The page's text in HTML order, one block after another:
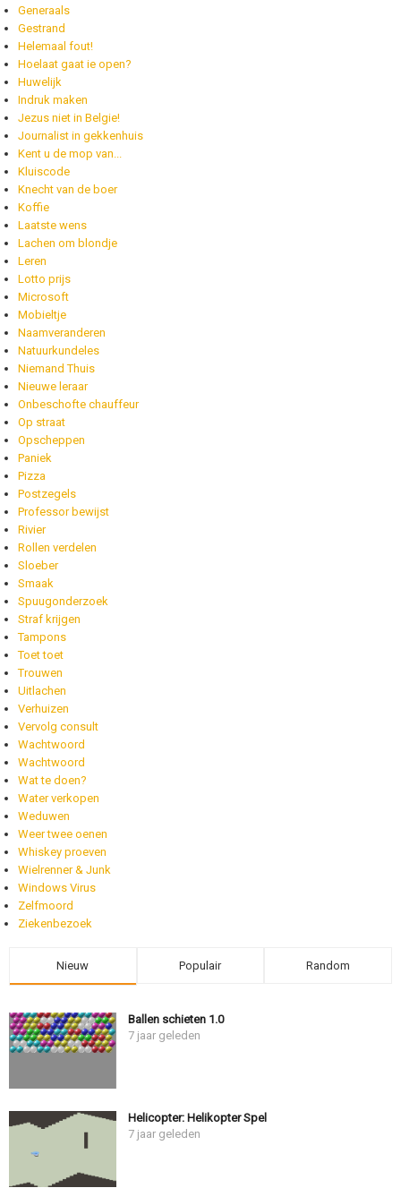
Generaals
Gestrand
Helemaal fout!
Hoelaat gaat ie open?
Huwelijk
Indruk maken
Jezus niet in Belgie!
Journalist in gekkenhuis
Kent u de mop van...
Kluiscode
Knecht van de boer
Koffie
Laatste wens
Lachen om blondje
Leren
Lotto prijs
Microsoft
Mobieltje
Naamveranderen
Natuurkundeles
Niemand Thuis
Nieuwe leraar
Onbeschofte chauffeur
Op straat
Opscheppen
Paniek
Pizza
Postzegels
Professor bewijst
Rivier
Rollen verdelen
Sloeber
Smaak
Spuugonderzoek
Straf krijgen
Tampons
Toet toet
Trouwen
Uitlachen
Verhuizen
Vervolg consult
Wachtwoord
Wachtwoord
Wat te doen?
Water verkopen
Weduwen
Weer twee oenen
Whiskey proeven
Wielrenner & Junk
Windows Virus
Zelfmoord
Ziekenbezoek
Nieuw Populair Random
Ballen schieten 1.0
7 jaar geleden
Helicopter: Helikopter Spel
7 jaar geleden